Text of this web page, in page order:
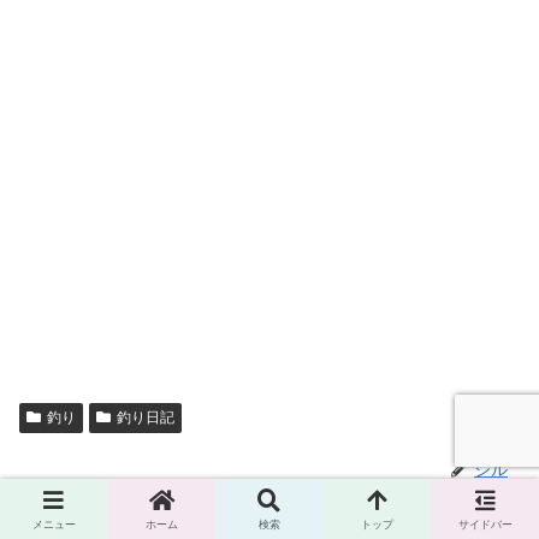
釣り 釣り日記
ジル
メニュー ホーム 検索 トップ サイドバー